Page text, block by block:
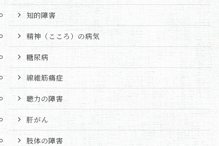
知的障害
精神（こころ）の病気
糖尿病
線維筋痛症
聴力の障害
肝がん
肢体の障害